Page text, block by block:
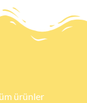
ürünler